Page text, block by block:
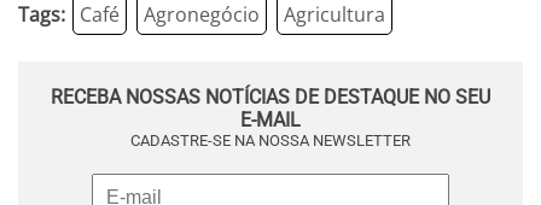
Tags: Café Agronegócio Agricultura
RECEBA NOSSAS NOTÍCIAS DE DESTAQUE NO SEU
E-MAIL
CADASTRE-SE NA NOSSA NEWSLETTER